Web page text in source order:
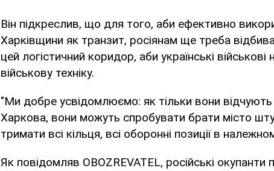
Він підкреслив, що для того, аби ефективно
Харківщини як транзит, росіянам ще треба
цей логістичний коридор, аби українські
військову техніку.
"Ми добре усвідомлюємо: як тільки вони
Харкова, вони можуть спробувати брати місто
тримати всі кільця, всі оборонні позиції в
Як повідомляв OBOZREVATEL, російські